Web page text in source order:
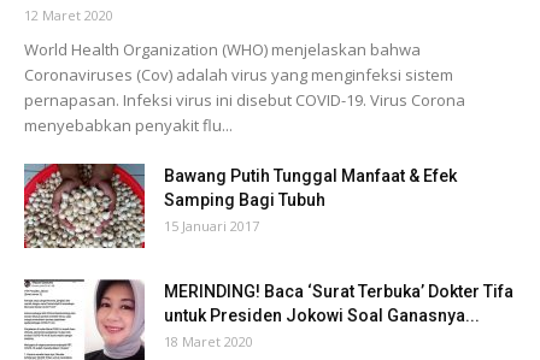
12 Maret 2020
World Health Organization (WHO) menjelaskan bahwa
Coronaviruses (Cov) adalah virus yang menginfeksi sistem
pernapasan. Infeksi virus ini disebut COVID-19. Virus Corona
menyebabkan penyakit flu...
Bawang Putih Tunggal Manfaat & Efek
Samping Bagi Tubuh
15 Januari 2017
MERINDING! Baca ‘Surat Terbuka’ Dokter Tifa
untuk Presiden Jokowi Soal Ganasnya...
18 Maret 2020